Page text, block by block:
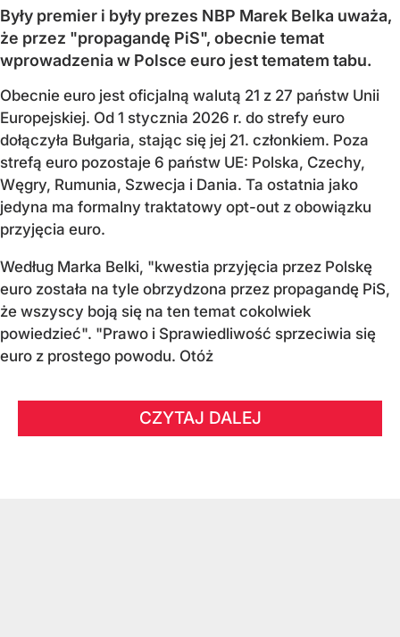
Były premier i były prezes NBP Marek Belka uważa,
że przez "propagandę PiS", obecnie temat
wprowadzenia w Polsce euro jest tematem tabu.
Obecnie euro jest oficjalną walutą 21 z 27 państw Unii
Europejskiej. Od 1 stycznia 2026 r. do strefy euro
dołączyła Bułgaria, stając się jej 21. członkiem. Poza
strefą euro pozostaje 6 państw UE: Polska, Czechy,
Węgry, Rumunia, Szwecja i Dania. Ta ostatnia jako
jedyna ma formalny traktatowy opt-out z obowiązku
przyjęcia euro.
Według Marka Belki, "kwestia przyjęcia przez Polskę
euro została na tyle obrzydzona przez propagandę PiS,
że wszyscy boją się na ten temat cokolwiek
powiedzieć". "Prawo i Sprawiedliwość sprzeciwia się
euro z prostego powodu. Otóż
CZYTAJ DALEJ